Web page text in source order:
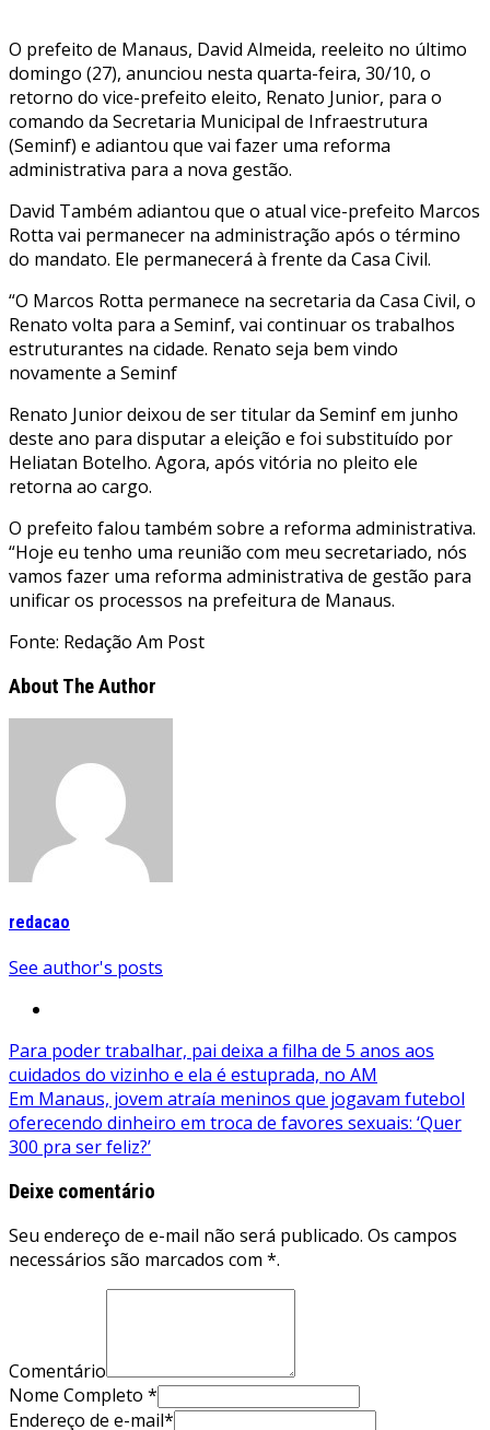
O prefeito de Manaus, David Almeida, reeleito no último
domingo (27), anunciou nesta quarta-feira, 30/10, o
retorno do vice-prefeito eleito, Renato Junior, para o
comando da Secretaria Municipal de Infraestrutura
(Seminf) e adiantou que vai fazer uma reforma
administrativa para a nova gestão.
David Também adiantou que o atual vice-prefeito Marcos
Rotta vai permanecer na administração após o término
do mandato. Ele permanecerá à frente da Casa Civil.
“O Marcos Rotta permanece na secretaria da Casa Civil, o
Renato volta para a Seminf, vai continuar os trabalhos
estruturantes na cidade. Renato seja bem vindo
novamente a Seminf
Renato Junior deixou de ser titular da Seminf em junho
deste ano para disputar a eleição e foi substituído por
Heliatan Botelho. Agora, após vitória no pleito ele
retorna ao cargo.
O prefeito falou também sobre a reforma administrativa.
“Hoje eu tenho uma reunião com meu secretariado, nós
vamos fazer uma reforma administrativa de gestão para
unificar os processos na prefeitura de Manaus.
Fonte: Redação Am Post
About The Author
redacao
See author's posts
Navegação
de
Post
Para poder trabalhar, pai deixa a filha de 5 anos aos
cuidados do vizinho e ela é estuprada, no AM
Em Manaus, jovem atraía meninos que jogavam futebol
oferecendo dinheiro em troca de favores sexuais: ‘Quer
300 pra ser feliz?’
Deixe comentário
Seu endereço de e-mail não será publicado. Os campos
necessários são marcados com *.
Comentário
Nome Completo *
Endereço de e-mail*